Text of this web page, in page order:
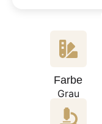
Farbe
Grau